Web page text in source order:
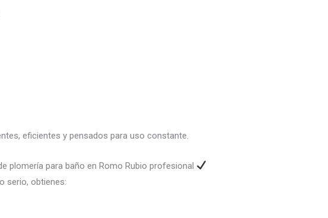
eficientes y pensados para uso constante.
plomería para baño en Romo Rubio profesional
serio, obtienes: